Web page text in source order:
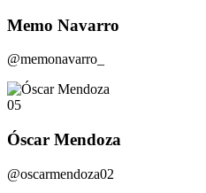
Memo Navarro
@memonavarro_
05
Óscar Mendoza
@oscarmendoza02